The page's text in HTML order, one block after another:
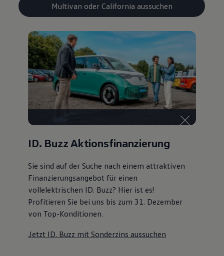
Multivan oder California aussuchen
ID. Buzz Aktionsfinanzierung
Sie sind auf der Suche nach einem attraktiven
Finanzierungsangebotfür einen
vollelektrischen ID. Buzz? Hier ist es!
Profitieren Sie bei uns bis zum 31. Dezember
von Top-Konditionen.
Jetzt ID. Buzz mit Sonderzins aussuchen